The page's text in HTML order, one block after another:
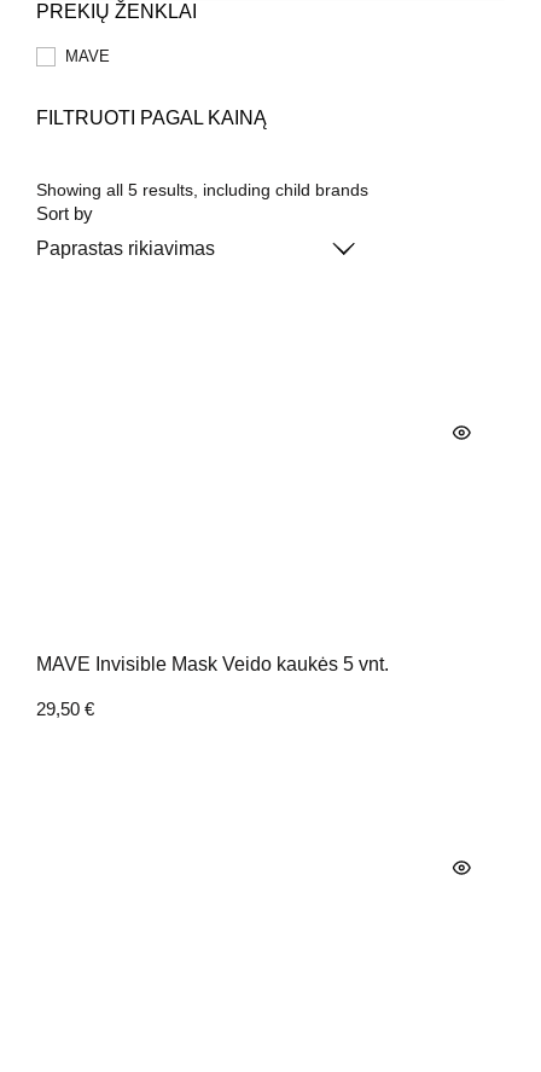
PREKIŲ ŽENKLAI
MAVE
FILTRUOTI PAGAL KAINĄ
Showing all 5 results, including child brands
Sort by
MAVE Invisible Mask Veido kaukės 5 vnt.
29,50 €